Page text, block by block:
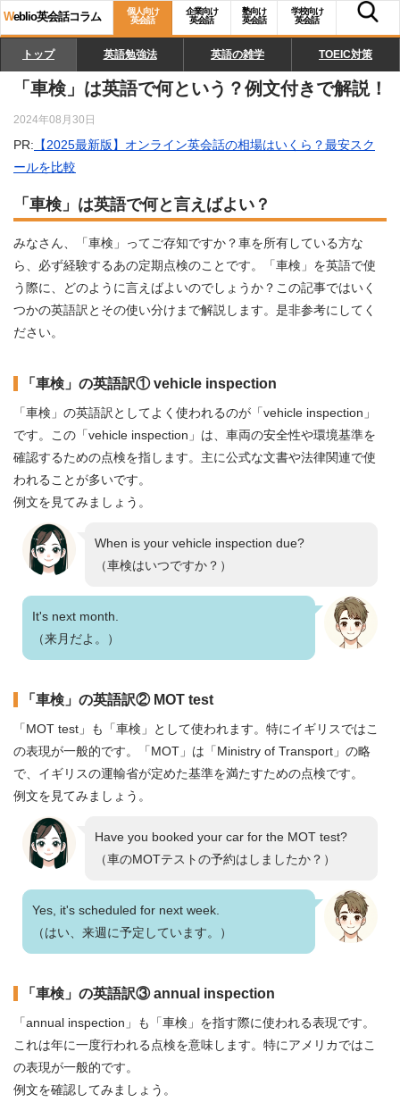
Weblio英会話コラム
個人向け
英会話
企業向け
英会話
塾向け
英会話
学校向け
英会話
トップ 英語勉強法 英語の雑学 TOEIC対策
「車検」は英語で何という？例文付きで解説！
2024年08月30日
PR: 【2025最新版】オンライン英会話の相場はいくら？最安スク
ールを比較
「車検」は英語で何と言えばよい？
みなさん、「車検」ってご存知ですか？車を所有している方な
ら、必ず経験するあの定期点検のことです。「車検」を英語で使
う際に、どのように言えばよいのでしょうか？この記事ではいく
つかの英語訳とその使い分けまで解説します。是非参考にしてく
ださい。
「車検」の英語訳① vehicle inspection
「車検」の英語訳としてよく使われるのが「vehicle inspection」
です。この「vehicle inspection」は、車両の安全性や環境基準を
確認するための点検を指します。主に公式な文書や法律関連で使
われることが多いです。
例文を見てみましょう。
When is your vehicle inspection due?
（車検はいつですか？）
It's next month.
（来月だよ。）
「車検」の英語訳② MOT test
「MOT test」も「車検」として使われます。特にイギリスではこ
の表現が一般的です。「MOT」は「Ministry of Transport」の略
で、イギリスの運輸省が定めた基準を満たすための点検です。
例文を見てみましょう。
Have you booked your car for the MOT test?
（車のMOTテストの予約はしましたか？）
Yes, it's scheduled for next week.
（はい、来週に予定しています。）
「車検」の英語訳③ annual inspection
「annual inspection」も「車検」を指す際に使われる表現です。
これは年に一度行われる点検を意味します。特にアメリカではこ
の表現が一般的です。
例文を確認してみましょう。